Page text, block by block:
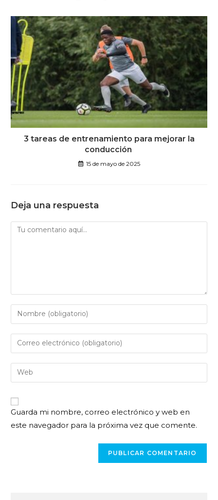
3 tareas de entrenamiento para mejorar la
conducción
15 de mayo de 2025
Deja una respuesta
Guarda mi nombre, correo electrónico y web en
este navegador para la próxima vez que comente.